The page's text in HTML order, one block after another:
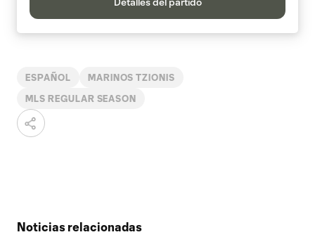
ESPAÑOL MARINOS TZIONIS
MLS REGULAR SEASON
Noticias relacionadas